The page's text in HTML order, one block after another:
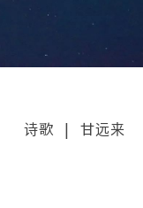
诗歌 | 甘远来